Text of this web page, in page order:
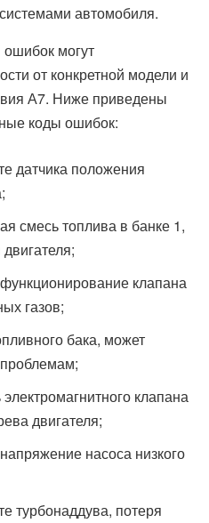
автомобиля.
могут
от конкретной модели и
А7. Ниже приведены
коды ошибок:
датчика положения
смесь топлива в банке 1,
клапана
газов;
бака, может
клапана
двигателя;
насоса низкого
турбонаддува, потеря